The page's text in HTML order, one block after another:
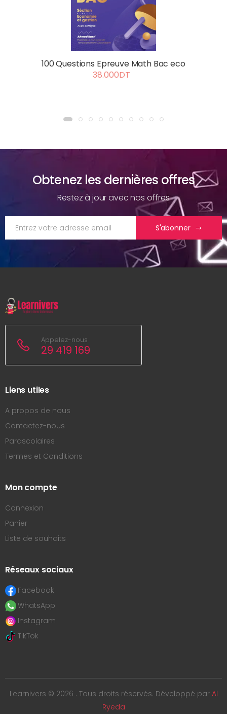
100 Questions Epreuve Math Bac eco
38.000DT
Obtenez les dernières offres
Restez à jour avec nos offres
S'abonner
Appelez-nous
29 419 169
Liens utiles
A propos de nous
Contactez-nous
Parascolaires
Termes et Conditions
Mon compte
Connexion
Panier
Liste de souhaits
Réseaux sociaux
Facebook
WhatsApp
Instagram
TikTok
Learnivers © 2026 . Tous droits réservés. Développé par Al
Ryeda